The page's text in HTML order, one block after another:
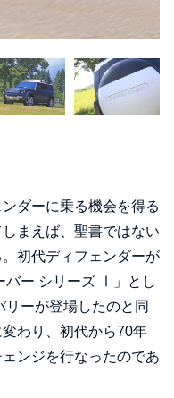
ダーに乗る機会を得る
まえば、聖書ではない
初代ディフェンダーが
バー シリーズ Ⅰ」とし
ーが登場したのと同
わり、初代から70年
ンジを行なったのであ